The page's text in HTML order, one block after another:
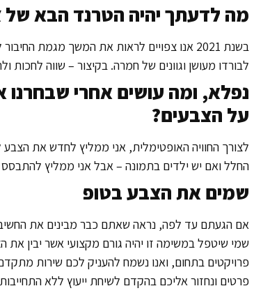
מה לדעתך יהיה הטרנד הבא של
בשנת 2021 אנו צפויים לראות את המשך מגמת
לבורדו מעושן וגוונים של חמרה. בקיצור – שווה לחכות
נפלא, ומה עושים אחרי שבחרנו
על הצבעים?
לצורך החוויה האופטימלית, אני ממליץ לחדש את
החלל ואם יש ילדים בתמונה – אבל אני ממליץ
שמים את הצבע בטופ
אם הגעתם עד לפה, נראה שאתם כבר מבינים את
שמי שיטפל במשימה זו יהיה גורם מקצועי אשר יבין את
פרויקטים בתחום, ואנו נשמח להעניק לכם שירות
פרטים ונחזור אליכם בהקדם לשיחת ייעוץ ללא